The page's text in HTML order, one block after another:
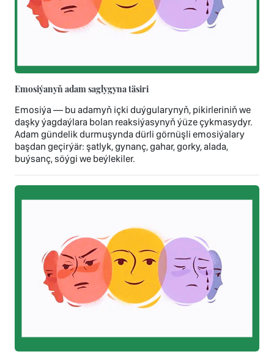
Emosiýanyň adam saglygyna täsiri
Emosiýa — bu adamyň içki duýgularynyň, pikirleriniň we
daşky ýagdaýlara bolan reaksiýasynyň ýüze çykmasydyr.
Adam gündelik durmuşynda dürli görnüşli emosiýalary
başdan geçirýär: şatlyk, gynanç, gahar, gorky, alada,
buýsanç, söýgi we beýlekiler.